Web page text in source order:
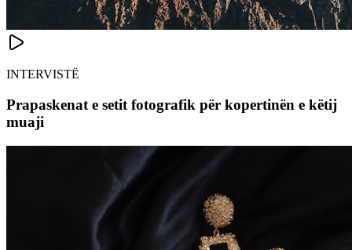
INTERVISTË
Prapaskenat e setit fotografik për kopertinën e këtij
muaji